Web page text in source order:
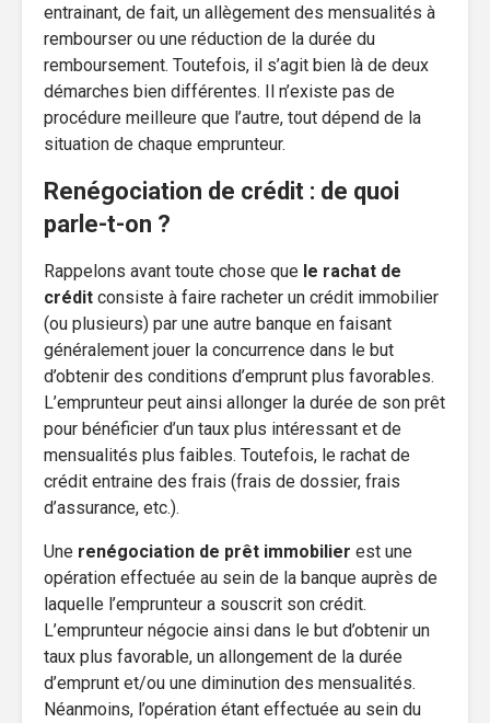
entrainant, de fait, un allègement des mensualités à
rembourser ou une réduction de la durée du
remboursement. Toutefois, il s’agit bien là de deux
démarches bien différentes. Il n’existe pas de
procédure meilleure que l’autre, tout dépend de la
situation de chaque emprunteur.
Renégociation de crédit : de quoi
parle-t-on ?
Rappelons avant toute chose que le rachat de
crédit consiste à faire racheter un crédit immobilier
(ou plusieurs) par une autre banque en faisant
généralement jouer la concurrence dans le but
d’obtenir des conditions d’emprunt plus favorables.
L’emprunteur peut ainsi allonger la durée de son prêt
pour bénéficier d’un taux plus intéressant et de
mensualités plus faibles. Toutefois, le rachat de
crédit entraine des frais (frais de dossier, frais
d’assurance, etc.).
Une renégociation de prêt immobilier est une
opération effectuée au sein de la banque auprès de
laquelle l’emprunteur a souscrit son crédit.
L’emprunteur négocie ainsi dans le but d’obtenir un
taux plus favorable, un allongement de la durée
d’emprunt et/ou une diminution des mensualités.
Néanmoins, l’opération étant effectuée au sein du